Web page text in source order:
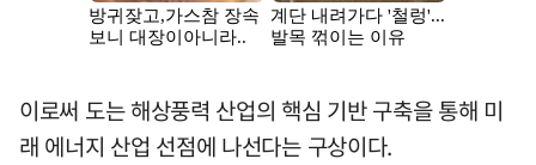
이로써 도는 해상풍력 산업의 핵심 기반 구축을 통해 미
래 에너지 산업 선점에 나선다는 구상이다.